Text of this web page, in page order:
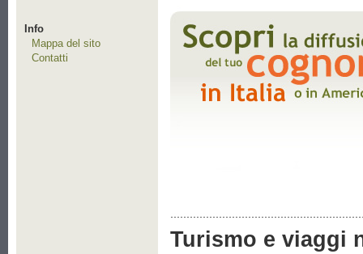
Info
Mappa del sito
Contatti
Turismo e viaggi